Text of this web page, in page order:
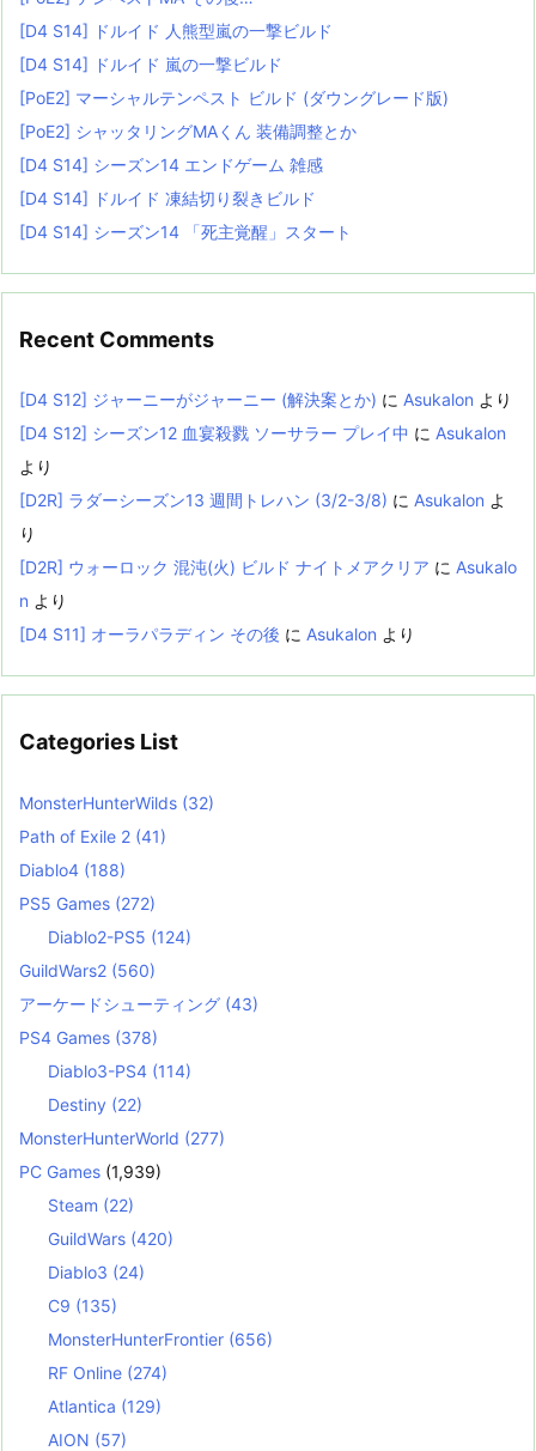
[D4 S14] ドルイド 人熊型嵐の一撃ビルド
[D4 S14] ドルイド 嵐の一撃ビルド
[PoE2] マーシャルテンペスト ビルド (ダウングレード版)
[PoE2] シャッタリングMAくん 装備調整とか
[D4 S14] シーズン14 エンドゲーム 雑感
[D4 S14] ドルイド 凍結切り裂きビルド
[D4 S14] シーズン14 「死主覚醒」スタート
Recent Comments
[D4 S12] ジャーニーがジャーニー (解決案とか) に Asukalon より
[D4 S12] シーズン12 血宴殺戮 ソーサラー プレイ中 に Asukalon
より
[D2R] ラダーシーズン13 週間トレハン (3/2-3/8) に Asukalon よ
り
[D2R] ウォーロック 混沌(火) ビルド ナイトメアクリア に Asukalo
n より
[D4 S11] オーラパラディン その後 に Asukalon より
Categories List
MonsterHunterWilds (32)
Path of Exile 2 (41)
Diablo4 (188)
PS5 Games (272)
Diablo2-PS5 (124)
GuildWars2 (560)
アーケードシューティング (43)
PS4 Games (378)
Diablo3-PS4 (114)
Destiny (22)
MonsterHunterWorld (277)
PC Games (1,939)
Steam (22)
GuildWars (420)
Diablo3 (24)
C9 (135)
MonsterHunterFrontier (656)
RF Online (274)
Atlantica (129)
AION (57)